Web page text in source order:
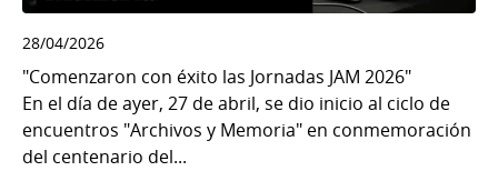
28/04/2026
"Comenzaron con éxito las Jornadas JAM 2026"
En el día de ayer, 27 de abril, se dio inicio al ciclo de
encuentros "Archivos y Memoria" en conmemoración
del centenario del...